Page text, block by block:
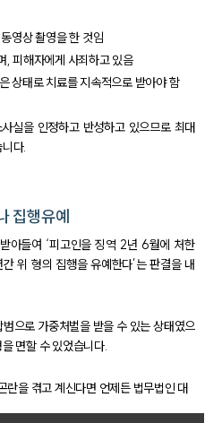
영상 촬영을 한 것임
피해자에게 사죄하고 있음
상태로 치료를 지속적으로 받아야 함
실을 인정하고 반성하고 있으므로 최대
다.
집행유예
아들여 ‘피고인을 징역 2년 6월에 처한
위 형의 집행을 유예한다’는 판결을 내
으로 가중처벌을 받을 수 있는 상태였으
면할 수 있었습니다.
란을 겪고 계신다면 언제든 법무법인 대